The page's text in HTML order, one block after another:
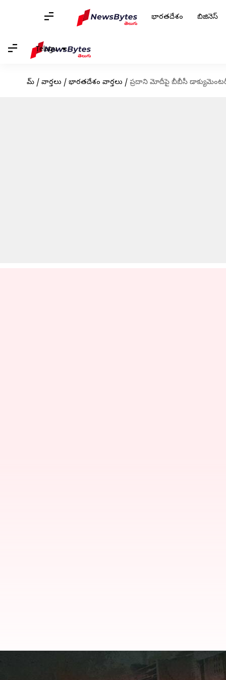
భారతదేశం బిజినెస్
Telugu
హోమ్ / వార్తలు / భారతదేశం వార్తలు / ప్రదాని మోదీపై బీబీసీ
ప్రదాని మోదీపై బీబీసీ